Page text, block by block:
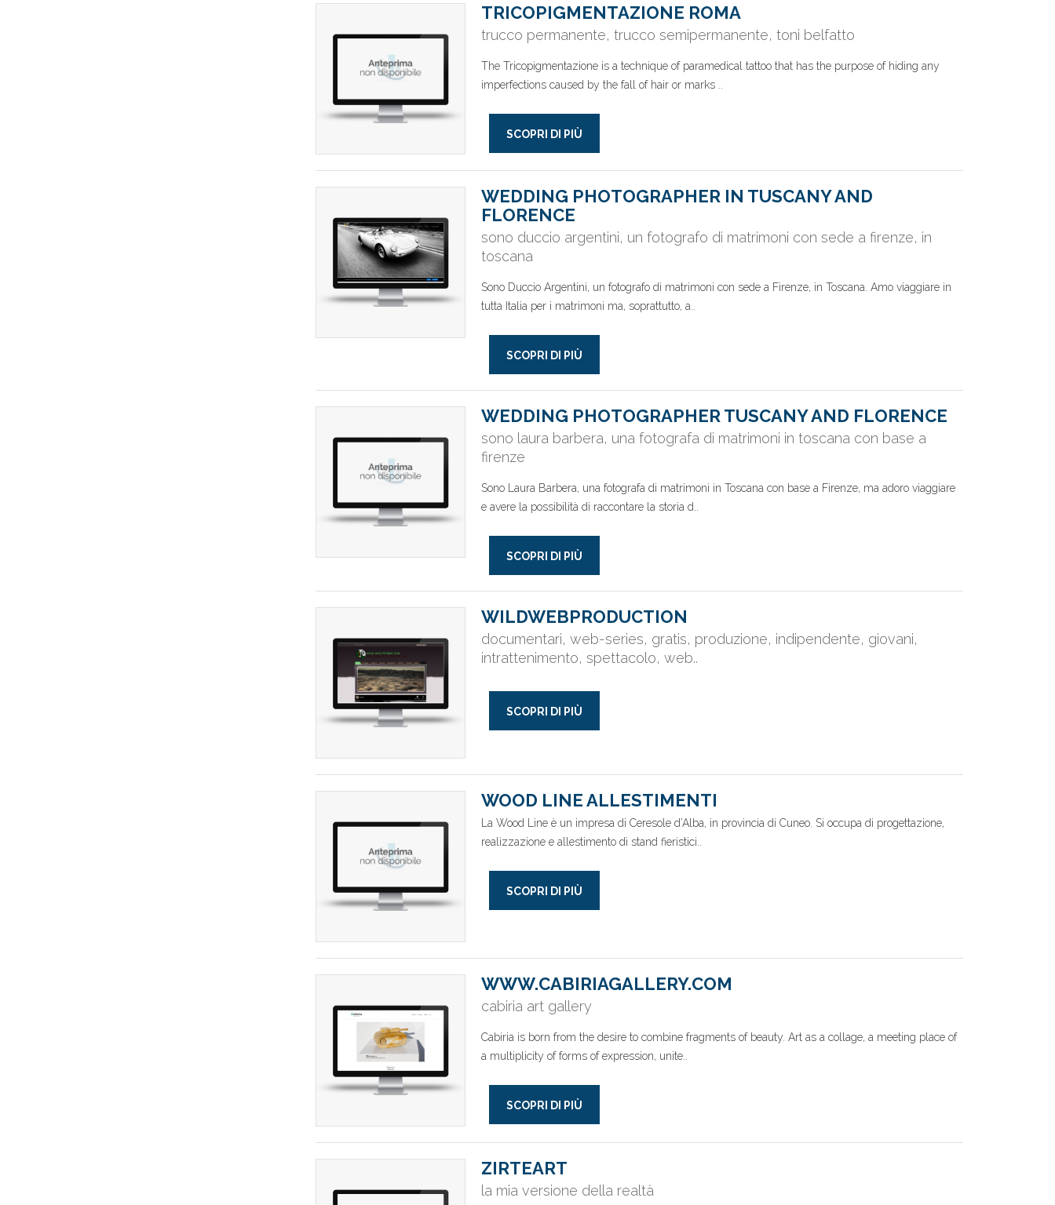
TRICOPIGMENTAZIONE ROMA
trucco permanente, trucco semipermanente, toni belfatto
The Tricopigmentazione is a technique of paramedical tattoo that has the purpose of hiding any
imperfections caused by the fall of hair or marks ..
SCOPRI DI PIÙ
WEDDING PHOTOGRAPHER IN TUSCANY AND
FLORENCE
sono duccio argentini, un fotografo di matrimoni con sede a firenze, in
toscana
Sono Duccio Argentini, un fotografo di matrimoni con sede a Firenze, in Toscana. Amo viaggiare in
tutta Italia per i matrimoni ma, soprattutto, a..
SCOPRI DI PIÙ
WEDDING PHOTOGRAPHER TUSCANY AND FLORENCE
sono laura barbera, una fotografa di matrimoni in toscana con base a
firenze
Sono Laura Barbera, una fotografa di matrimoni in Toscana con base a Firenze, ma adoro viaggiare
e avere la possibilità di raccontare la storia d..
SCOPRI DI PIÙ
WILDWEBPRODUCTION
documentari, web-series, gratis, produzione, indipendente, giovani,
intrattenimento, spettacolo, web..
SCOPRI DI PIÙ
WOOD LINE ALLESTIMENTI
La Wood Line è un impresa di Ceresole d’Alba, in provincia di Cuneo. Si occupa di progettazione,
realizzazione e allestimento di stand fieristici..
SCOPRI DI PIÙ
WWW.CABIRIAGALLERY.COM
cabiria art gallery
Cabiria is born from the desire to combine fragments of beauty. Art as a collage, a meeting place of
a multiplicity of forms of expression, unite..
SCOPRI DI PIÙ
ZIRTEART
la mia versione della realtà